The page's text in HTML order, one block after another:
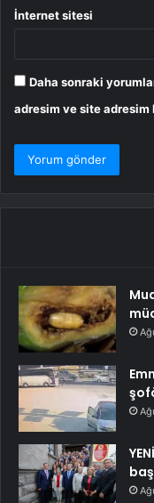
İnternet sitesi
Daha sonraki
adresim ve site adresim